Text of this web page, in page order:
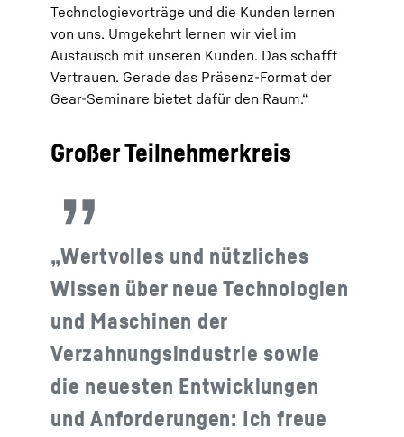
Technologievorträge und die Kunden lernen
von uns. Umgekehrt lernen wir viel im
Austausch mit unseren Kunden. Das schafft
Vertrauen. Gerade das Präsenz-Format der
Gear-Seminare bietet dafür den Raum.“
Großer Teilnehmerkreis
„Wertvolles und nützliches
Wissen über neue Technologien
und Maschinen der
Verzahnungsindustrie sowie
die neuesten Entwicklungen
und Anforderungen: Ich freue